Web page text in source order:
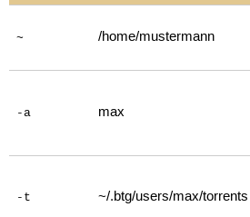
~ /home/mustermann
-a max
-t ~/.btg/users/max/torrents